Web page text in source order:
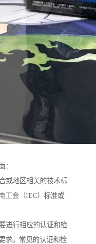
：
或地区相关的技术标
工会（IEC）标准或
进行相应的认证和检
求。常见的认证和检